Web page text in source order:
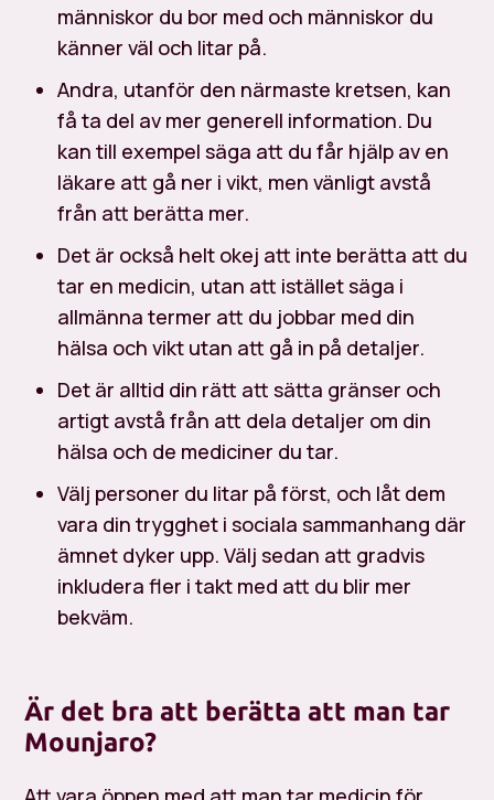
människor du bor med och människor du
känner väl och litar på.
Andra, utanför den närmaste kretsen, kan
få ta del av mer generell information. Du
kan till exempel säga att du får hjälp av en
läkare att gå ner i vikt, men vänligt avstå
från att berätta mer.
Det är också helt okej att inte berätta att du
tar en medicin, utan att istället säga i
allmänna termer att du jobbar med din
hälsa och vikt utan att gå in på detaljer.
Det är alltid din rätt att sätta gränser och
artigt avstå från att dela detaljer om din
hälsa och de mediciner du tar.
Välj personer du litar på först, och låt dem
vara din trygghet i sociala sammanhang där
ämnet dyker upp. Välj sedan att gradvis
inkludera fler i takt med att du blir mer
bekväm.
Är det bra att berätta att man tar
Mounjaro?